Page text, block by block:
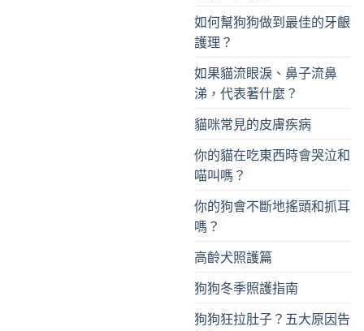
如何幫狗狗做到最佳的牙齦
護理？
如果貓流眼淚、鼻子流鼻
涕，代表著什麼？
貓咪常見的皮膚疾病
你的貓在吃東西時會哭泣和
喵叫嗎？
你的狗會不斷地搖頭和抓耳
嗎？
高齡犬照護篇
狗狗冬季照護指南
狗狗狂拉肚子？五大原因告